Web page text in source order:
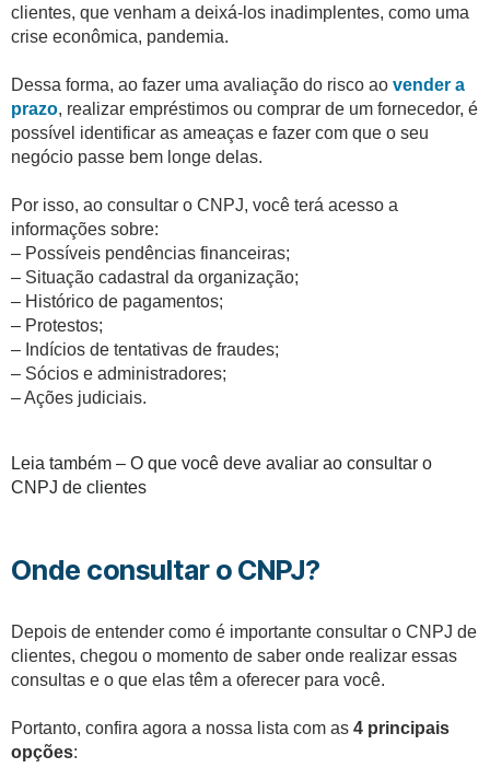
clientes, que venham a deixá-los inadimplentes, como uma
crise econômica, pandemia.
Dessa forma, ao fazer uma avaliação do risco ao vender a
prazo, realizar empréstimos ou comprar de um fornecedor, é
possível identificar as ameaças e fazer com que o seu
negócio passe bem longe delas.
Por isso, ao consultar o CNPJ, você terá acesso a
informações sobre:
– Possíveis pendências financeiras;
– Situação cadastral da organização;
– Histórico de pagamentos;
– Protestos;
– Indícios de tentativas de fraudes;
– Sócios e administradores;
– Ações judiciais.
Leia também – O que você deve avaliar ao consultar o
CNPJ de clientes
Onde consultar o CNPJ?
Depois de entender como é importante consultar o CNPJ de
clientes, chegou o momento de saber onde realizar essas
consultas e o que elas têm a oferecer para você.
Portanto, confira agora a nossa lista com as 4 principais
opções: